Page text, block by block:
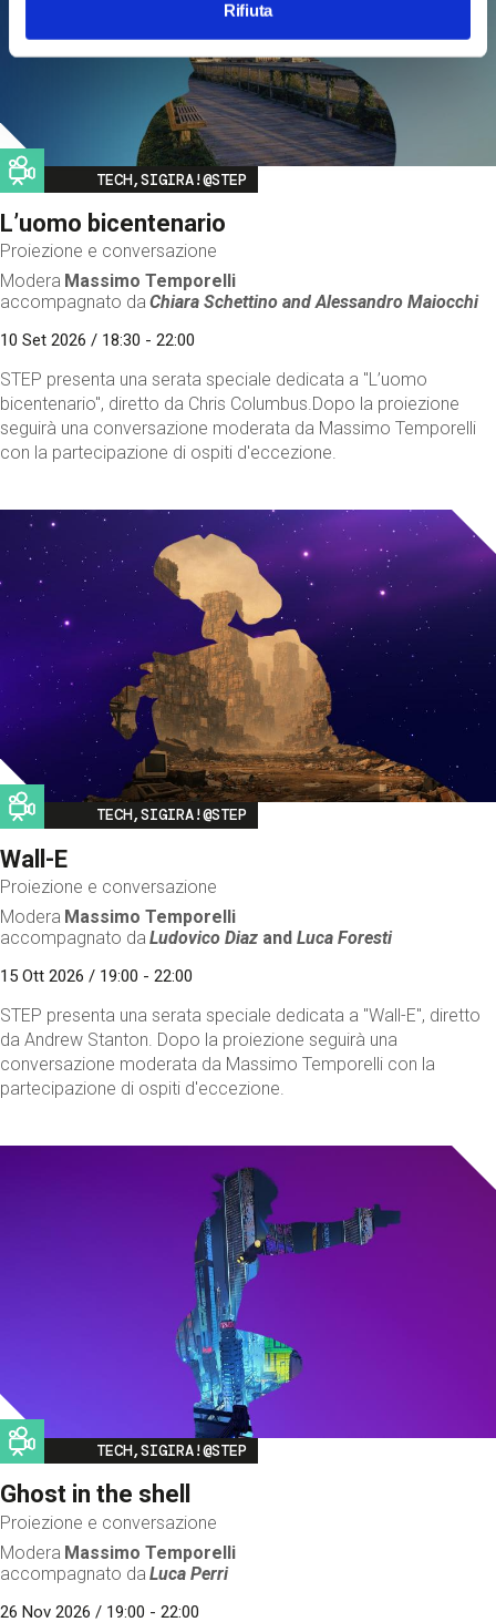
Rifiuta
Image
TECH,SIGIRA!@STEP
L’uomo bicentenario
Proiezione e conversazione
Modera Massimo Temporelli
accompagnato da Chiara Schettino andAlessandro Maiocchi
10 Set 2026 / 18:30 - 22:00
STEP presenta una serata speciale dedicata a "L’uomo
bicentenario", diretto da Chris Columbus.Dopo la proiezione
seguirà una conversazione moderata da Massimo Temporelli
con la partecipazione di ospiti d'eccezione.
Image
TECH,SIGIRA!@STEP
Wall-E
Proiezione e conversazione
Modera Massimo Temporelli
accompagnato da Ludovico Diaz andLuca Foresti
15 Ott 2026 / 19:00 - 22:00
STEP presenta una serata speciale dedicata a "Wall-E", diretto
da Andrew Stanton. Dopo la proiezione seguirà una
conversazione moderata da Massimo Temporelli con la
partecipazione di ospiti d'eccezione.
Image
TECH,SIGIRA!@STEP
Ghost in the shell
Proiezione e conversazione
Modera Massimo Temporelli
accompagnato da Luca Perri
26 Nov 2026 / 19:00 - 22:00